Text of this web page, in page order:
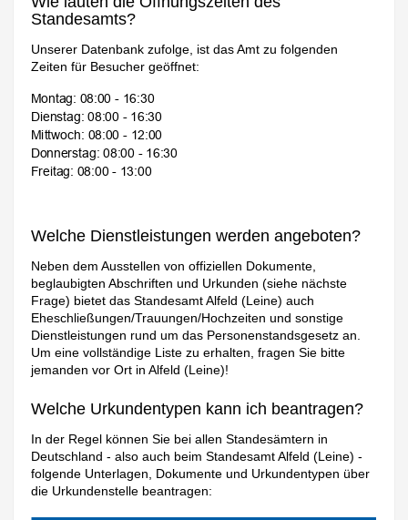
Standesamts?
Unserer Datenbank zufolge, ist das Amt zu folgenden
Zeiten für Besucher geöffnet:
Welche Dienstleistungen werden angeboten?
Neben dem Ausstellen von offiziellen Dokumente,
beglaubigten Abschriften und Urkunden (siehe nächste
Frage) bietet das Standesamt Alfeld (Leine) auch
Eheschließungen/Trauungen/Hochzeiten und sonstige
Dienstleistungen rund um das Personenstandsgesetz an.
Um eine vollständige Liste zu erhalten, fragen Sie bitte
jemanden vor Ort in Alfeld (Leine)!
Welche Urkundentypen kann ich beantragen?
In der Regel können Sie bei allen Standesämtern in
Deutschland - also auch beim Standesamt Alfeld (Leine) -
folgende Unterlagen, Dokumente und Urkundentypen über
die Urkundenstelle beantragen: